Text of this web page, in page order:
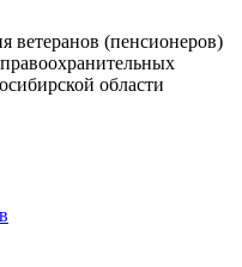
ветеранов (пенсионеров)
области